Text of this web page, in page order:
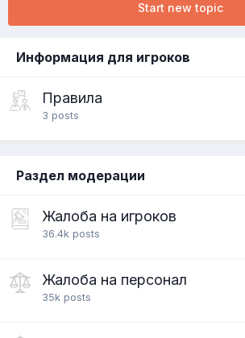
Start new topic
Информация для игроков
Правила
3 posts
Раздел модерации
Жалоба на игроков
36.4k posts
Жалоба на персонал
35k posts